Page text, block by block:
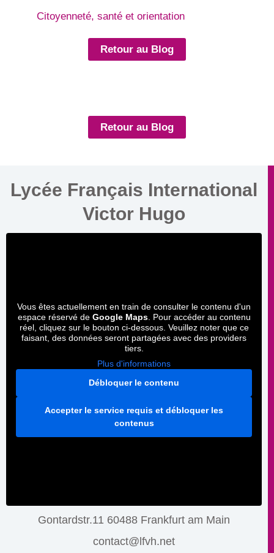
Citoyenneté, santé et orientation
Retour au Blog
Retour au Blog
Lycée Français International
Victor Hugo
Vous êtes actuellement en train de consulter le contenu d'un
espace réservé de Google Maps. Pour accéder au contenu
réel, cliquez sur le bouton ci-dessous. Veuillez noter que ce
faisant, des données seront partagées avec des providers
tiers.
Plus d'informations
Débloquer le contenu
Accepter le service requis et débloquer les
contenus
Gontardstr.11 60488 Frankfurt am Main
contact@lfvh.net